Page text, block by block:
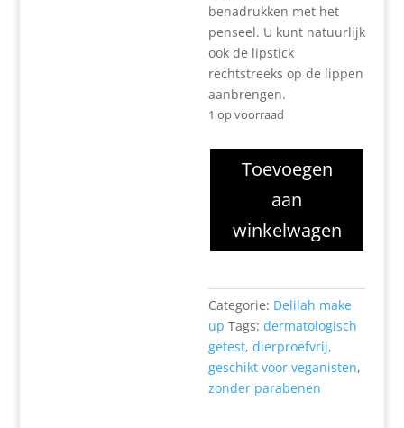
benadrukken met het
penseel. U kunt natuurlijk
ook de lipstick
rechtstreeks op de lippen
aanbrengen.
1 op voorraad
Intense
Grace
Toevoegen
aan
winkelwagen
Categorie: Delilah make
up Tags:dermatologisch
getest,dierproefvrij,
geschikt voor veganisten,
zonder parabenen